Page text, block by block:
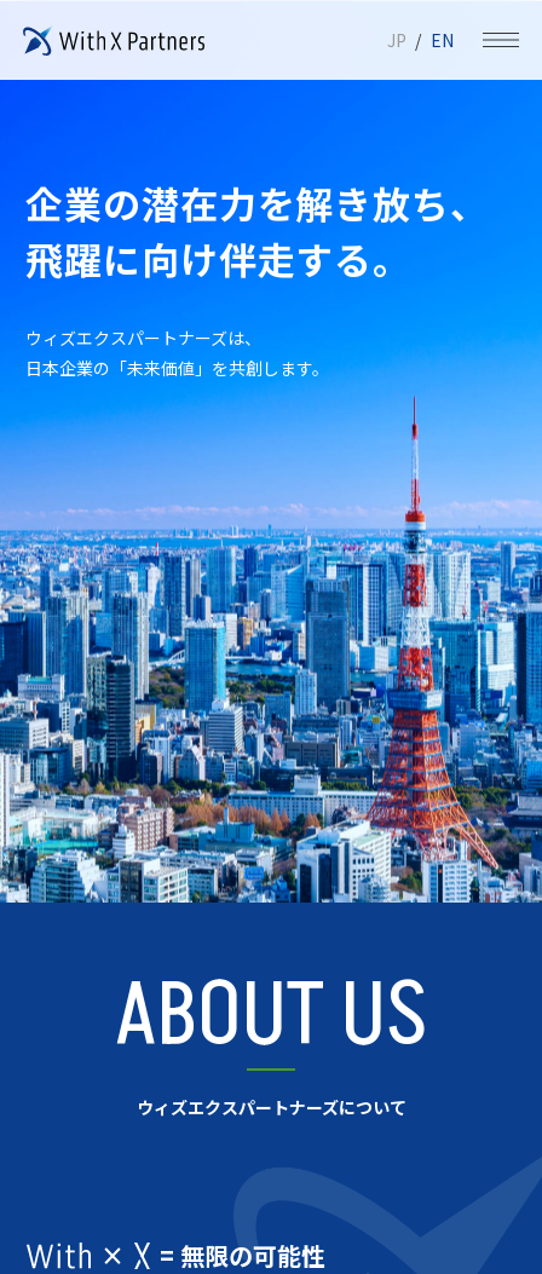
JP EN
企業の潜在力を解き放ち、
飛躍に向け伴走する。
ウィズエクスパートナーズは、
日本企業の「未来価値」を共創します。
ABOUT US
ウィズエクスパートナーズについて
×
= 無限の可能性